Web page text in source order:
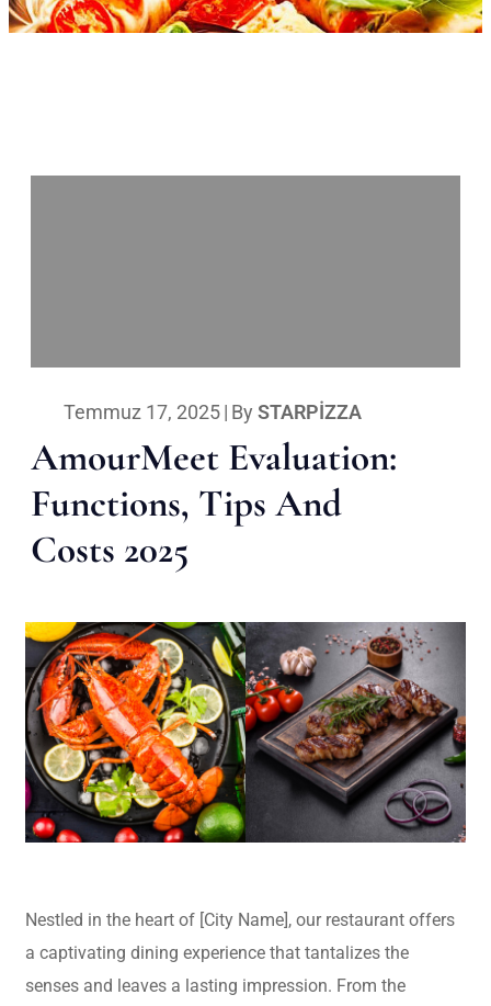
Temmuz 17, 2025| By STARPIZZA
AmourMeet Evaluation:
Functions, Tips And
Costs 2025
Nestled in the heart of [City Name], our restaurant offers
a captivating dining experience that tantalizes the
senses and leaves a lasting impression. From the